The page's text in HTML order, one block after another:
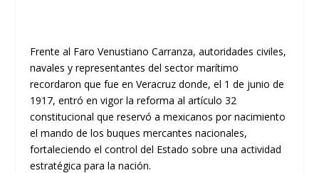
Frente al Faro Venustiano Carranza, autoridades civiles,
navales y representantes del sector marítimo
recordaron que fue en Veracruz donde, el 1 de junio de
1917, entró en vigor la reforma al artículo 32
constitucional que reservó a mexicanos por nacimiento
el mando de los buques mercantes nacionales,
fortaleciendo el control del Estado sobre una actividad
estratégica para la nación.